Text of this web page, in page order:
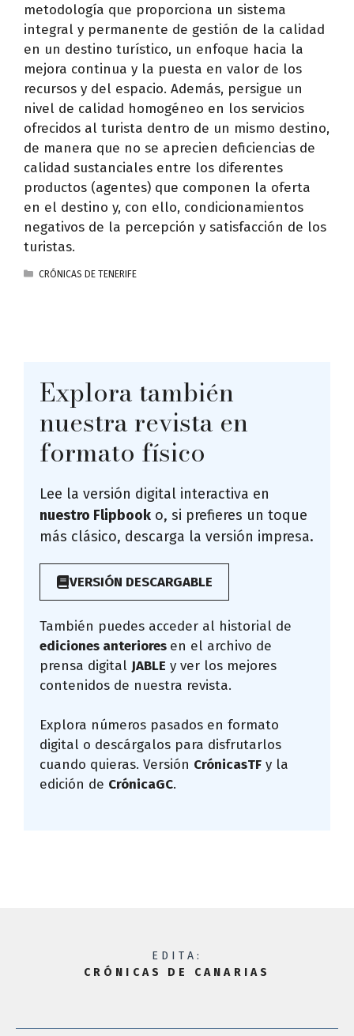
metodología que proporciona un sistema
integral y permanente de gestión de la calidad
en un destino turístico, un enfoque hacia la
mejora continua y la puesta en valor de los
recursos y del espacio. Además, persigue un
nivel de calidad homogéneo en los servicios
ofrecidos al turista dentro de un mismo destino,
de manera que no se aprecien deficiencias de
calidad sustanciales entre los diferentes
productos (agentes) que componen la oferta
en el destino y, con ello, condicionamientos
negativos de la percepción y satisfacción de los
turistas.
CATEGORÍAS
CRÓNICAS DE TENERIFE
Explora también
nuestra revista en
formato físico
Lee la versión digital interactiva en
nuestro Flipbook o, si prefieres un toque
más clásico, descarga la versión impresa.
VERSIÓN DESCARGABLE
También puedes acceder al historial de
ediciones anteriores en el archivo de
prensa digital JABLE y ver los mejores
contenidos de nuestra revista.
Explora números pasados en formato
digital o descárgalos para disfrutarlos
cuando quieras. Versión CrónicasTF y la
edición de CrónicaGC.
EDITA:
CRÓNICAS DE CANARIAS